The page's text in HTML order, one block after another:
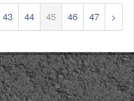
43 44 45 46 47 >